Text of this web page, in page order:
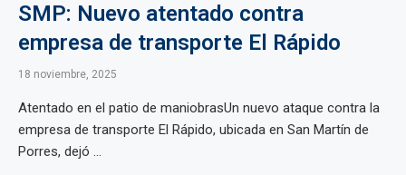
SMP: Nuevo atentado contra
empresa de transporte El Rápido
18 noviembre, 2025
Atentado en el patio de maniobrasUn nuevo ataque contra la
empresa de transporte El Rápido, ubicada en San Martín de
Porres, dejó ...